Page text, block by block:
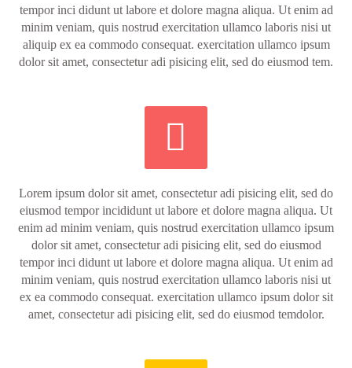
tempor inci didunt ut labore et dolore magna aliqua. Ut enim ad
minim veniam, quis nostrud exercitation ullamco laboris nisi ut
aliquip ex ea commodo consequat. exercitation ullamco ipsum
dolor sit amet, consectetur adi pisicing elit, sed do eiusmod tem.


Lorem ipsum dolor sit amet, consectetur adi pisicing elit, sed do
eiusmod tempor incididunt ut labore et dolore magna aliqua. Ut
enim ad minim veniam, quis nostrud exercitation ullamco ipsum
dolor sit amet, consectetur adi pisicing elit, sed do eiusmod
tempor inci didunt ut labore et dolore magna aliqua. Ut enim ad
minim veniam, quis nostrud exercitation ullamco laboris nisi ut
ex ea commodo consequat. exercitation ullamco ipsum dolor sit
amet, consectetur adi pisicing elit, sed do eiusmod temdolor.